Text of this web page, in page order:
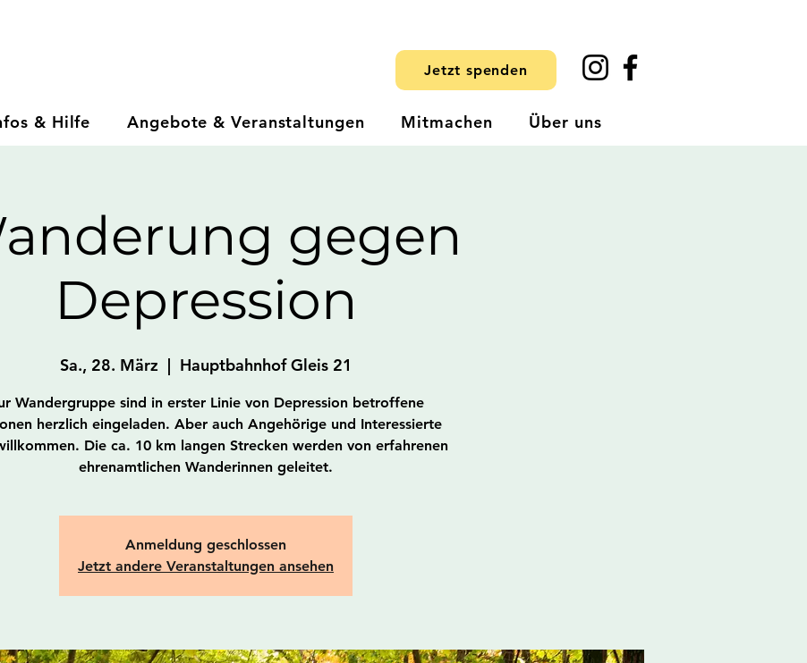
Jetzt spenden
& Hilfe Angebote & Veranstaltungen Mitmachen Über uns
gegen
Depression
Sa., 28. März
  |
Hauptbahnhof Gleis 21
Wandergruppe sind in erster Linie von Depression betroffene
herzlich eingeladen. Aber auch Angehörige und Interessierte
Die ca. 10 km langen Strecken werden von erfahrenen
ehrenamtlichen Wanderinnen geleitet.
Anmeldung geschlossen
Jetzt andere Veranstaltungen ansehen